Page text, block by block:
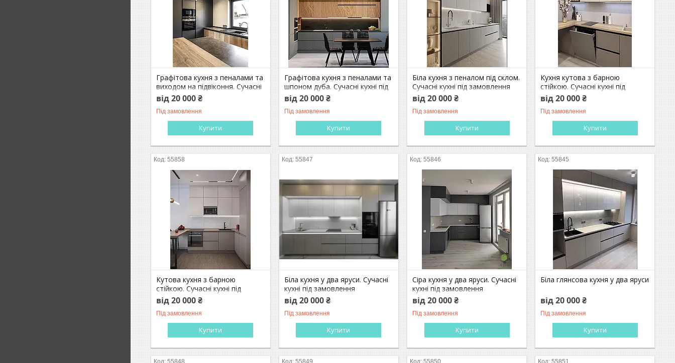
Графітова кухня з пеналами та
виходом на підвіконня. Сучасні
кухні під замовлення
від 20 000 ₴
Під замовлення
Купити
Графітова кухня з пеналами та
шпоном дуба. Сучасні кухні під
замовлення
від 20 000 ₴
Під замовлення
Купити
Біла кухня з пеналом під склом.
Сучасні кухні під замовлення
від 20 000 ₴
Під замовлення
Купити
Кухня кутова з барною
стійкою. Сучасні кухні під
замовлення
від 20 000 ₴
Під замовлення
Купити
55858
Кутова кухня з барною
стійкою. Сучасні кухні під
замовлення
від 20 000 ₴
Під замовлення
Купити
55847
Біла кухня у два яруси. Сучасні
кухні під замовлення
від 20 000 ₴
Під замовлення
Купити
55846
Сіра кухня у два яруси. Сучасні
кухні під замовлення
від 20 000 ₴
Під замовлення
Купити
55845
Біла глянсова кухня у два яруси
від 20 000 ₴
Під замовлення
Купити
55848 55849 55850 55851